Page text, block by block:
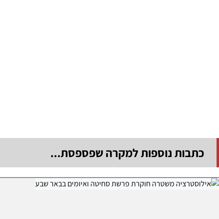
כתבות נוספות למקרה שפספסת...